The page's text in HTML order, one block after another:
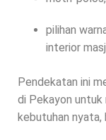
pilihan
interior
Pendekatan ini
di Pekayon untuk
kebutuhan nyata,